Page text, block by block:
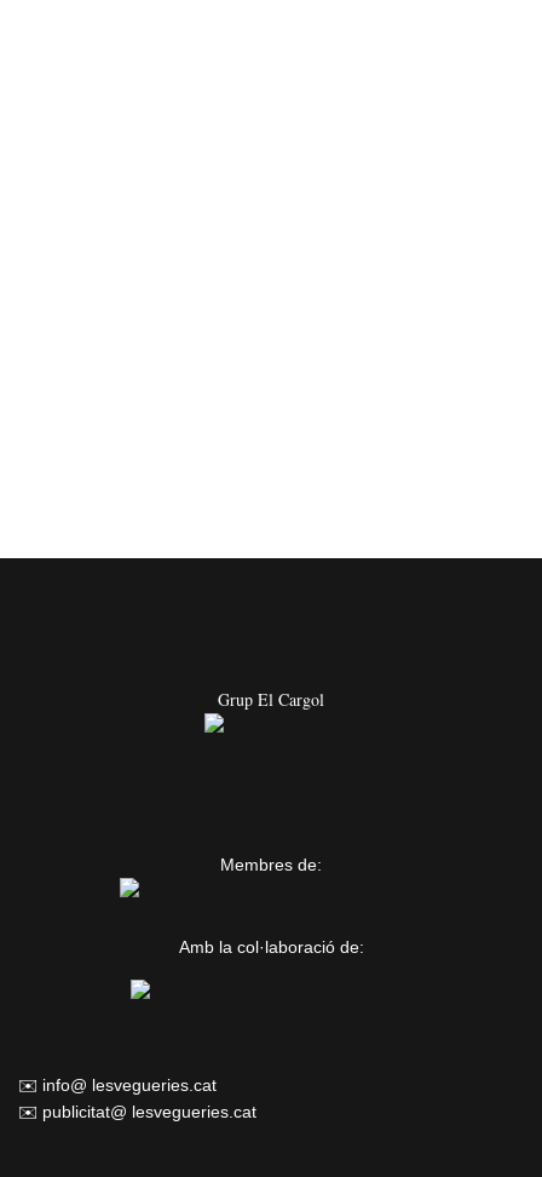
Grup El Cargol
Membres de:
Amb la col·laboració de:
✉️ info@ lesvegueries.cat
✉️ publicitat@ lesvegueries.cat